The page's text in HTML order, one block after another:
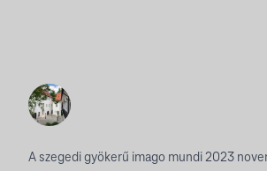
A szegedi gyökerű imago mundi 2023